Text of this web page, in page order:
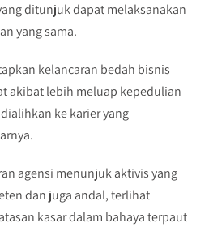
ditunjuk dapat melaksanakan
yang sama.
kelancaran bedah bisnis
akibat lebih meluap kepedulian
ke karier yang
agensi menunjuk aktivis yang
dan juga andal, terlihat
kasar dalam bahaya terpaut